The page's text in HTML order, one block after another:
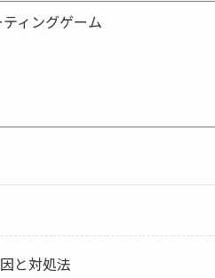
ィングゲーム
と対処法